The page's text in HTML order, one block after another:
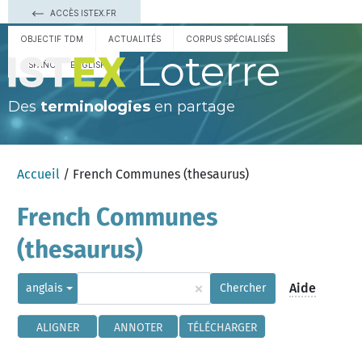
ACCÈS ISTEX.FR
OBJECTIF TDM ACTUALITÉS CORPUS SPÉCIALISÉS
ESPAÑOL ENGLISH Loterre
Des terminologies en partage
Accueil / French Communes (thesaurus)
French Communes
(thesaurus)
anglais × Chercher Aide
ALIGNER ANNOTER TÉLÉCHARGER